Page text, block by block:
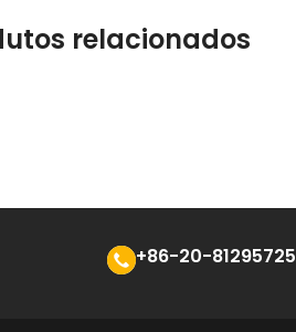
relacionados
+86-20-81295725